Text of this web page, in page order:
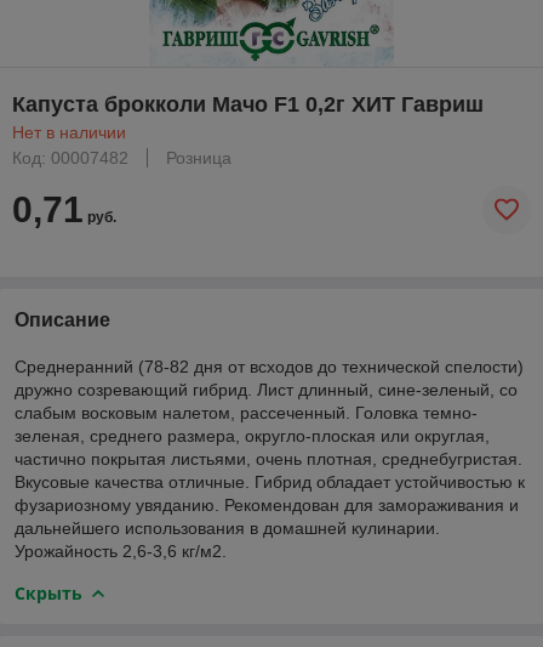
Капуста брокколи Мачо F1 0,2г ХИТ Гавриш
Нет в наличии
Код: 00007482
Розница
0,71 руб.
Описание
Среднеранний (78-82 дня от всходов до технической спелости)
дружно созревающий гибрид. Лист длинный, сине-зеленый, со
слабым восковым налетом, рассеченный. Головка темно-
зеленая, среднего размера, округло-плоская или округлая,
частично покрытая листьями, очень плотная, среднебугристая.
Вкусовые качества отличные. Гибрид обладает устойчивостью к
фузариозному увяданию. Рекомендован для замораживания и
дальнейшего использования в домашней кулинарии.
Урожайность 2,6-3,6 кг/м2.
Скрыть